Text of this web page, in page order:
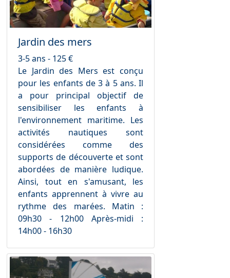
Jardin des mers
3-5 ans - 125 €
Le Jardin des Mers est conçu
pour les enfants de 3 à 5 ans. Il
a pour principal objectif de
sensibiliser les enfants à
l'environnement maritime. Les
activités nautiques sont
considérées comme des
supports de découverte et sont
abordées de manière ludique.
Ainsi, tout en s'amusant, les
enfants apprennent à vivre au
rythme des marées. Matin :
09h30 - 12h00 Après-midi :
14h00 - 16h30